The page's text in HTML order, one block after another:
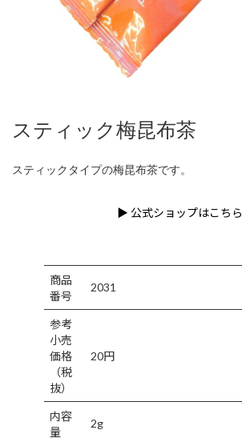
スティック梅昆布茶
スティックタイプの梅昆布茶です。
▶ 公式ショップはこちら
商品
番号
2031
参考
小売
価格
（税
抜）
20円
内容
量
2g